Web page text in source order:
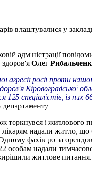
влаштувалися у
адміністрації
Олег
агресії росії проти
Кіровоградської
спеціалістів, із них 66
департаменту.
торкнувся і житлового
надали житло, що
фахівцю за
особам надали
житлове питання.